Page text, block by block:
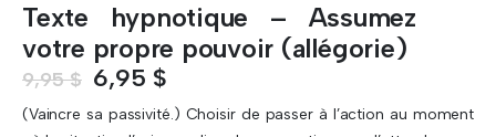
Texte hypnotique – Assumez
votre propre pouvoir (allégorie)
9,95$ Le
initial
6,95 $Le
prix
actuel
(Vaincre sa passivité.) Choisir de passer à l’action au moment